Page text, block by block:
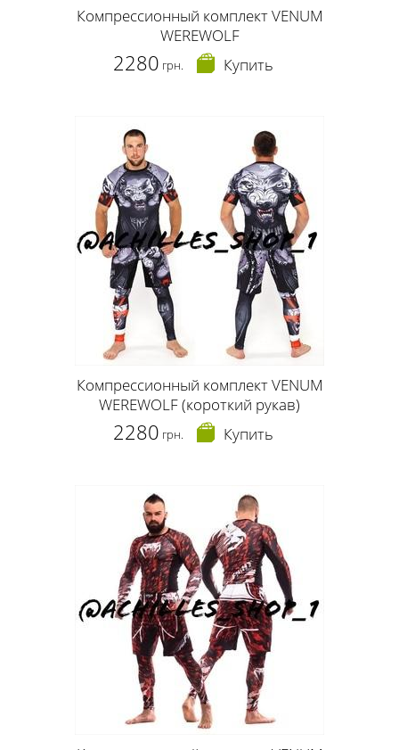
Компрессионный комплект VENUM
WEREWOLF
2280 грн. Купить
Компрессионный комплект VENUM
WEREWOLF (короткий рукав)
2280 грн. Купить